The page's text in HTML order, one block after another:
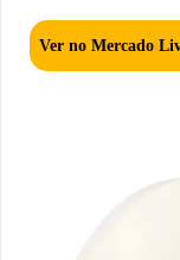
Ver no Mercado